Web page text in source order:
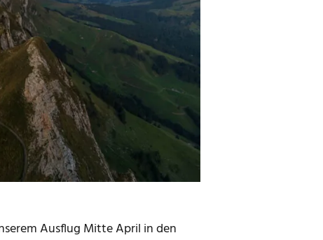
Ausflug Mitte April in den